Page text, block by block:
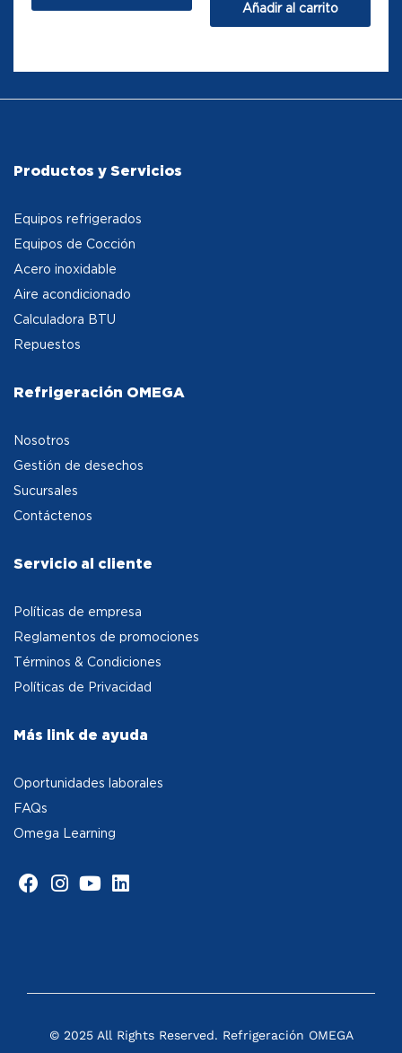
Añadir al carrito
Productos y Servicios
Equipos refrigerados
Equipos de Cocción
Acero inoxidable
Aire acondicionado
Calculadora BTU
Repuestos
Refrigeración OMEGA
Nosotros
Gestión de desechos
Sucursales
Contáctenos
Servicio al cliente
Políticas de empresa
Reglamentos de promociones
Términos & Condiciones
Políticas de Privacidad
Más link de ayuda
Oportunidades laborales
FAQs
Omega Learning
© 2025 All Rights Reserved. Refrigeración OMEGA